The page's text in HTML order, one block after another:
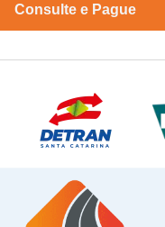
Consulte e Pague